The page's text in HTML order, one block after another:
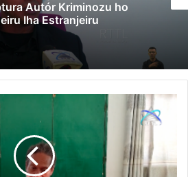
Autór Kriminozu ho
Iha Estranjeiru